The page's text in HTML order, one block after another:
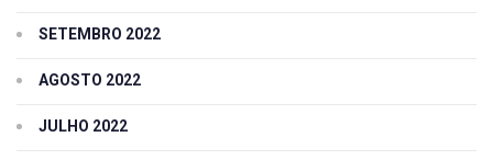
SETEMBRO 2022
AGOSTO 2022
JULHO 2022